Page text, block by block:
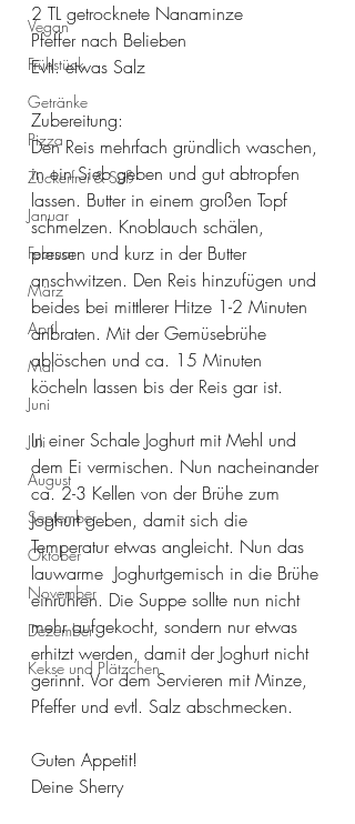
Vegan
Frühstück
Getränke
Pizza
Zuckerfrei & Süß
Januar
Februar
März
April
Mai
Juni
Juli
August
September
Oktober
November
Dezember
Kekse und Plätzchen
2 TL getrocknete Nanaminze
Pfeffer nach Belieben
Evtl. etwas Salz
Zubereitung:
Den Reis mehrfach gründlich waschen,
in ein Sieb geben und gut abtropfen
lassen. Butter in einem großen Topf
schmelzen. Knoblauch schälen,
pressen und kurz in der Butter
anschwitzen. Den Reis hinzufügen und
beides bei mittlerer Hitze 1-2 Minuten
anbraten. Mit der Gemüsebrühe
ablöschen und ca. 15 Minuten
köcheln lassen bis der Reis gar ist.
In einer Schale Joghurt mit Mehl und
dem Ei vermischen. Nun nacheinander
ca. 2-3 Kellen von der Brühe zum
Joghurt geben, damit sich die
Temperatur etwas angleicht. Nun das
lauwarme  Joghurtgemisch in die Brühe
einrühren. Die Suppe sollte nun nicht
mehr aufgekocht, sondern nur etwas
erhitzt werden, damit der Joghurt nicht
gerinnt. Vor dem Servieren mit Minze,
Pfeffer und evtl. Salz abschmecken.
Guten Appetit!
Deine Sherry